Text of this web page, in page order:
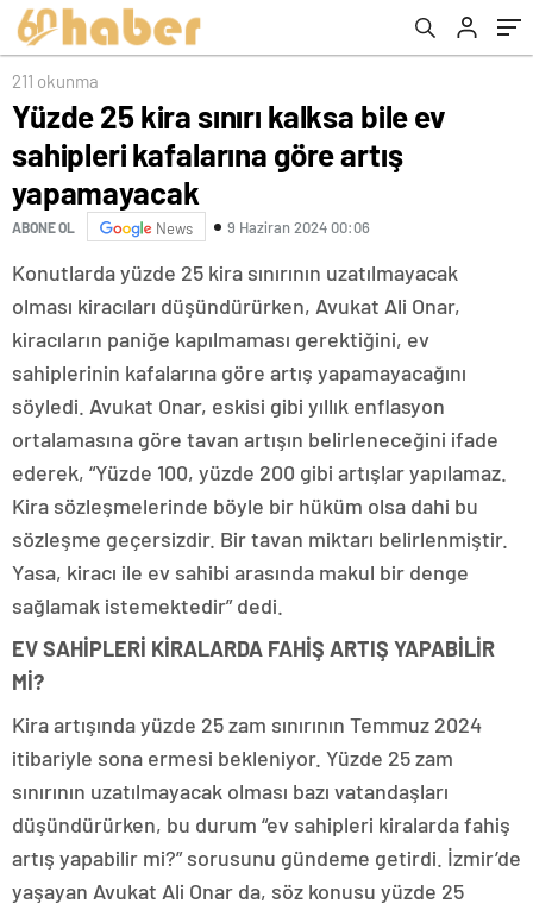
211 okunma
Yüzde 25 kira sınırı kalksa bile ev
sahipleri kafalarına göre artış
yapamayacak
ABONE OL News 9 Haziran 2024 00:06
Konutlarda yüzde 25 kira sınırının uzatılmayacak
olması kiracıları düşündürürken, Avukat Ali Onar,
kiracıların paniğe kapılmaması gerektiğini, ev
sahiplerinin kafalarına göre artış yapamayacağını
söyledi. Avukat Onar, eskisi gibi yıllık enflasyon
ortalamasına göre tavan artışın belirleneceğini ifade
ederek, “Yüzde 100, yüzde 200 gibi artışlar yapılamaz.
Kira sözleşmelerinde böyle bir hüküm olsa dahi bu
sözleşme geçersizdir. Bir tavan miktarı belirlenmiştir.
Yasa, kiracı ile ev sahibi arasında makul bir denge
sağlamak istemektedir” dedi.
EV SAHİPLERİ KİRALARDA FAHİŞ ARTIŞ YAPABİLİR
Mİ?
Kira artışında yüzde 25 zam sınırının Temmuz 2024
itibariyle sona ermesi bekleniyor. Yüzde 25 zam
sınırının uzatılmayacak olması bazı vatandaşları
düşündürürken, bu durum “ev sahipleri kiralarda fahiş
artış yapabilir mi?” sorusunu gündeme getirdi. İzmir’de
yaşayan Avukat Ali Onar da, söz konusu yüzde 25